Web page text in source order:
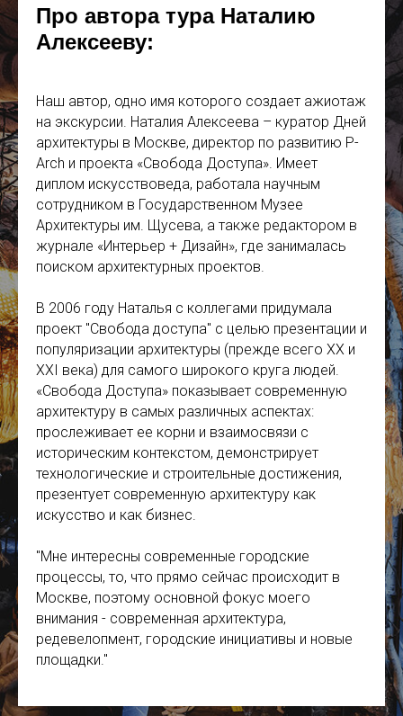
Про автора тура Наталию
Алексееву:
Наш автор, одно имя которого создает ажиотаж
на экскурсии. Наталия Алексеева – куратор Дней
архитектуры в Москве, директор по развитию P-
Arch и проекта «Свобода Доступа». Имеет
диплом искусствоведа, работала научным
сотрудником в Государственном Музее
Архитектуры им. Щусева, а также редактором в
журнале «Интерьер + Дизайн», где занималась
поиском архитектурных проектов.
В 2006 году Наталья с коллегами придумала
проект "Свобода доступа" с целью презентации и
популяризации архитектуры (прежде всего ХХ и
ХХI века) для самого широкого круга людей.
«Свобода Доступа» показывает современную
архитектуру в самых различных аспектах:
прослеживает ее корни и взаимосвязи с
историческим контекстом, демонстрирует
технологические и строительные достижения,
презентует современную архитектуру как
искусство и как бизнес.
"Мне интересны современные городские
процессы, то, что прямо сейчас происходит в
Москве, поэтому основной фокус моего
внимания - современная архитектура,
редевелопмент, городские инициативы и новые
площадки."